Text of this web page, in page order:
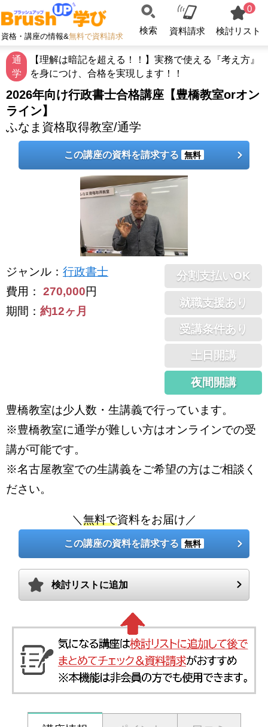
資格・講座の情報&無料で資料請求
検索 資料請求
0
検討リスト
通
学
【理解は暗記を超える！！】実務で使える『考え方』
を身につけ、合格を実現します！！
2026年向け行政書士合格講座【豊橋教室orオン
ライン】
ふなま資格取得教室/通学
この講座の資料を請求する 無料
ジャンル ： 行政書士
費用： 270,000円
期間： 約12ヶ月
分割支払いOK
就職支援あり
受講条件あり
土日開講
夜間開講
豊橋教室は少人数・生講義で行っています。
※豊橋教室に通学が難しい方はオンラインでの受
講が可能です。
※名古屋教室での生講義をご希望の方はご相談く
ださい。
＼ 無料で資料をお届け／
この講座の資料を請求する 無料
検討リストに追加